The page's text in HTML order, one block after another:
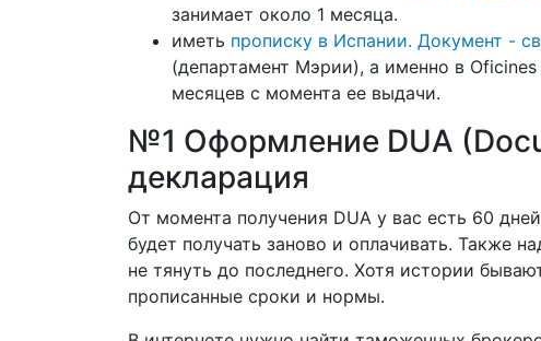
занимает около 1 месяца.
иметь прописку в Испании. Документ -
(департамент Мэрии), а именно в
месяцев с момента ее выдачи.
№1 Оформление DUA (
декларация
От момента получения DUA у вас есть 60
будет получать заново и оплачивать. Также
не тянуть до последнего. Хотя истории
прописанные сроки и нормы.